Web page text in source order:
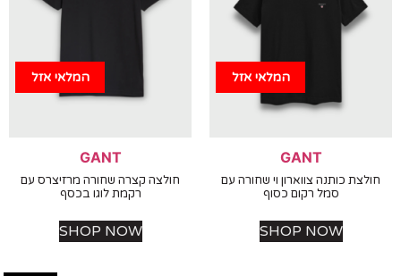
המלאי אזל
GANT
כותנה צווארון וי שחורה עם
סמל רקום כסוף
SHOP NOW
המלאי אזל
GANT
חולצה קצרה שחורה מרזיצרס עם
רקמת לוגו בכסף
SHOP NOW